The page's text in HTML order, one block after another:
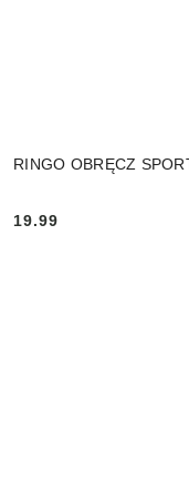
RINGO OBRĘCZ
Cena:
19.99